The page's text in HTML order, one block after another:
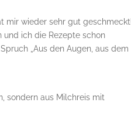
mir wieder sehr gut
und ich die Rezepte schon
„Aus den Augen, aus dem
sondern aus Milchreis mit